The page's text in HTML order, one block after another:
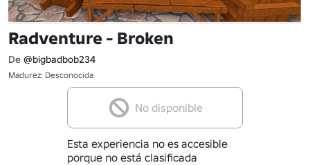
Radventure - Broken
De @bigbadbob234
Madurez: Desconocida
No disponible
Esta experiencia no es accesible
porque no está clasificada